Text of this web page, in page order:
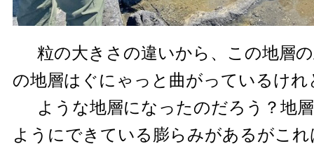
粒の大きさの違いから、この地層
の地層はぐにゃっと曲がっているけ
ような地層になったのだろう？地
ようにできている膨らみがあるがこ